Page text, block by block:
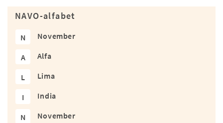
NAVO-alfabet
N November
A Alfa
L Lima
I India
N November